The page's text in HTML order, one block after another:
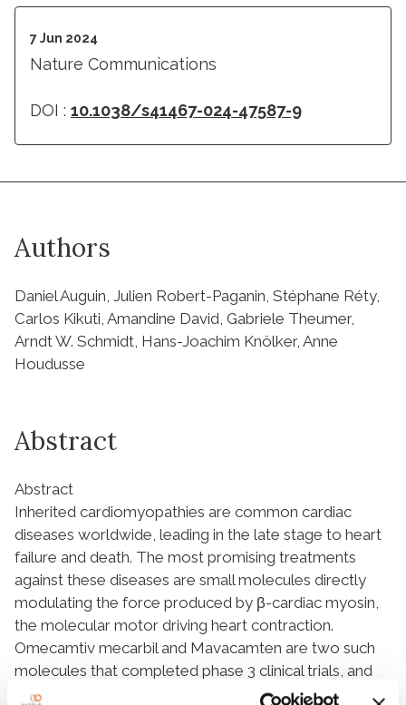
7 Jun 2024
Nature Communications
DOI : 10.1038/s41467-024-47587-9
Authors
Daniel Auguin, Julien Robert-Paganin, Stéphane Réty,
Carlos Kikuti, Amandine David, Gabriele Theumer,
Arndt W. Schmidt, Hans-Joachim Knölker, Anne
Houdusse
Abstract
Abstract
Inherited cardiomyopathies are common cardiac
diseases worldwide, leading in the late stage to heart
failure and death. The most promising treatments
against these diseases are small molecules directly
modulating the force produced by β-cardiac myosin,
the molecular motor driving heart contraction.
Omecamtiv mecarbil and Mavacamten are two such
molecules that completed phase 3 clinical trials, and
the inhibitor Mavacamten is now approved by the